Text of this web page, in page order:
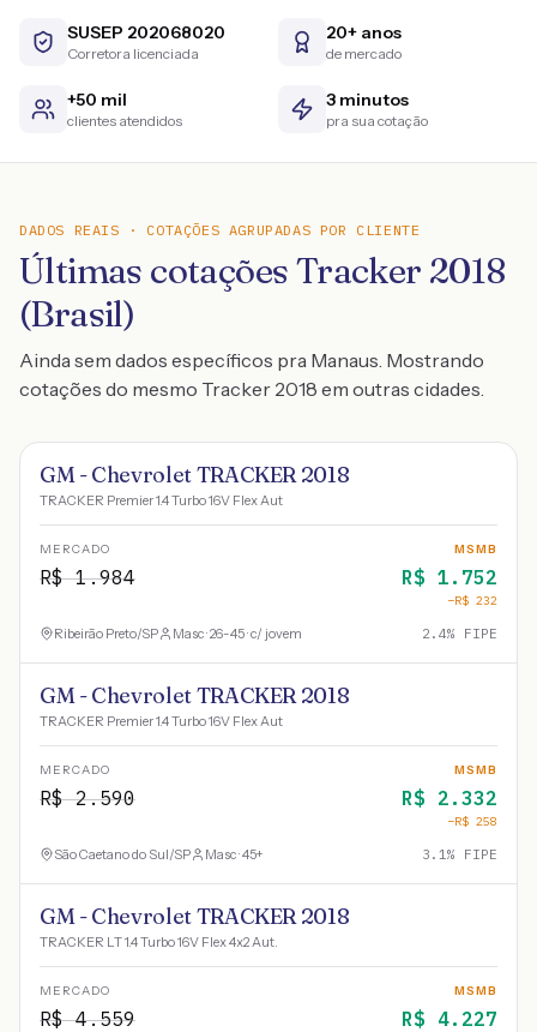
SUSEP 202068020
Corretora licenciada
20+ anos
de mercado
+50 mil
clientes atendidos
3 minutos
pra sua cotação
DADOS REAIS · COTAÇÕES AGRUPADAS POR CLIENTE
Últimas cotações Tracker 2018
(Brasil)
Ainda sem dados específicos pra Manaus. Mostrando
cotações do mesmo Tracker 2018 em outras cidades.
GM - Chevrolet TRACKER 2018
TRACKER Premier 1.4 Turbo 16V Flex Aut
MERCADO
R$1.984
MSMB
R$ 1.752
−R$ 232
Ribeirão Preto/SP Masc · 26-45 · c/ jovem 2.4% FIPE
GM - Chevrolet TRACKER 2018
TRACKER Premier 1.4 Turbo 16V Flex Aut
MERCADO
R$2.590
MSMB
R$ 2.332
−R$ 258
São Caetano do Sul/SP Masc · 45+ 3.1% FIPE
GM - Chevrolet TRACKER 2018
TRACKER LT 1.4 Turbo 16V Flex 4x2 Aut.
MERCADO
R$4.559
MSMB
R$ 4.227